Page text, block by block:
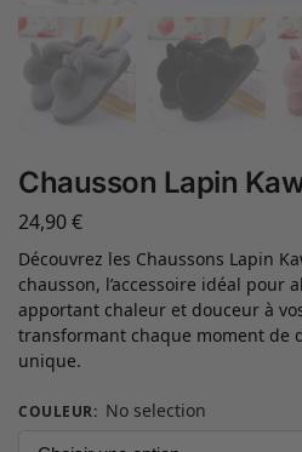
Chausson Lapin
24,90€
Découvrez les Chaussons Lapin
chausson, l’accessoire idéal pour
apportant chaleur et douceur à
transformant chaque moment de
unique.
COULEUR: No selection